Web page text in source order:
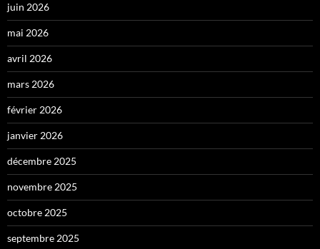
juin 2026
mai 2026
avril 2026
mars 2026
février 2026
janvier 2026
décembre 2025
novembre 2025
octobre 2025
septembre 2025